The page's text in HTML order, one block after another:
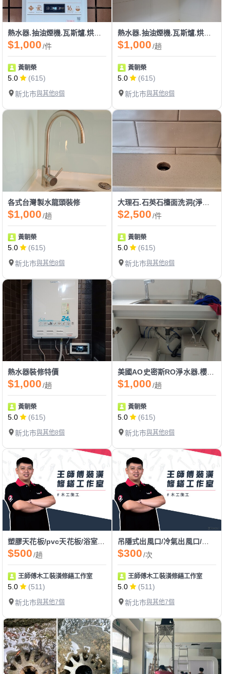
$1,000/件
黃朝榮
5.0
(615)
新北市與其他8個
$1,000/趟
黃朝榮
5.0
(615)
新北市與其他8個
各式台灣製水龍頭裝修
$1,000/趟
黃朝榮
5.0
(615)
新北市與其他8個
大理石.石英石檯面洗洞{淨水器龍頭}
$2,500/件
黃朝榮
5.0
(615)
新北市與其他8個
熱水器裝修特價
$1,000/趟
黃朝榮
5.0
(615)
新北市與其他8個
$1,000/趟
黃朝榮
5.0
(615)
新北市與其他8個
$500/趟
王師傅木工裝潢修繕工作室
5.0
(511)
新北市與其他7個
吊隱式出風口/冷氣出風口/投影機布幕口
$300/次
王師傅木工裝潢修繕工作室
5.0
(511)
新北市與其他7個